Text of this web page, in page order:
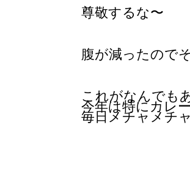
尊敬するな〜
腹が減ったので
これがなんでも
今年は特にカレ
毎日メチャメチ